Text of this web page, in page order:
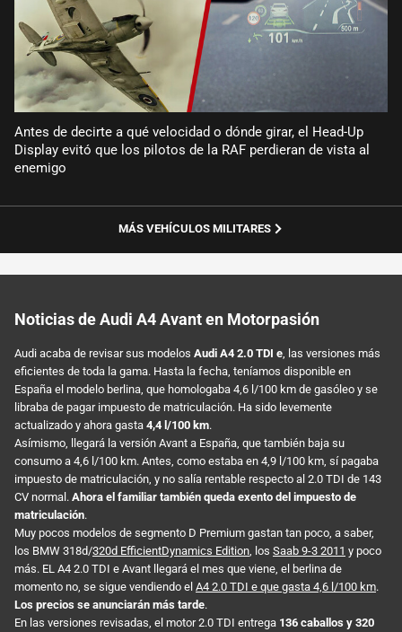
Antes de decirte a qué velocidad o dónde girar, el Head-Up
Display evitó que los pilotos de la RAF perdieran de vista al
enemigo
MÁS VEHÍCULOS MILITARES
Noticias de Audi A4 Avant en Motorpasión
Audi acaba de revisar sus modelos Audi A4 2.0 TDI e , las versiones más
eficientes de toda la gama. Hasta la fecha, teníamos disponible en
España el modelo berlina, que homologaba 4,6 l/100 km de gasóleo y se
libraba de pagar impuesto de matriculación. Ha sido levemente
actualizado y ahora gasta 4,4 l/100 km.
Asímismo, llegará la versión Avant a España, que también baja su
consumo a 4,6 l/100 km. Antes, como estaba en 4,9 l/100 km, sí pagaba
impuesto de matriculación, y no salía rentable respecto al 2.0 TDI de 143
CV normal. Ahora el familiar también queda exento del impuesto de
matriculación.
Muy pocos modelos de segmento D Premium gastan tan poco, a saber,
los BMW 318d/320d EfficientDynamics Edition , los Saab 9-3 2011 y poco
más. EL A4 2.0 TDI e Avant llegará el mes que viene, el berlina de
momento no, se sigue vendiendo el A4 2.0 TDI e que gasta 4,6 l/100 km.
Los precios se anunciarán más tarde.
En las versiones revisadas, el motor 2.0 TDI entrega 136 caballos y 320